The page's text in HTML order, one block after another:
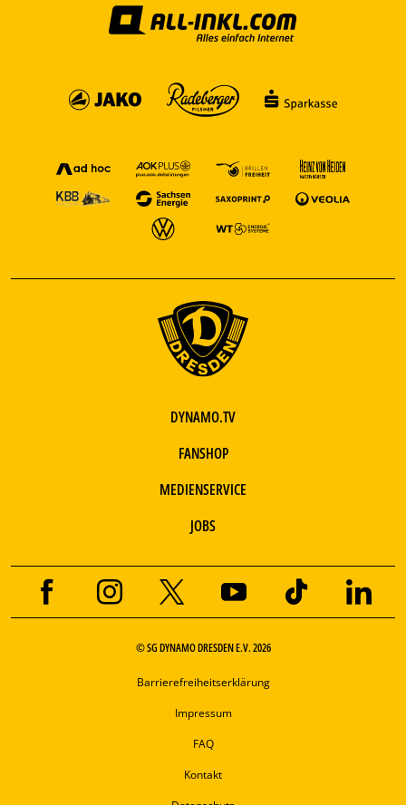
DYNAMO.TV
FANSHOP
MEDIENSERVICE
JOBS
© SG DYNAMO DRESDEN E.V. 2026
Barrierefreiheitserklärung
Impressum
FAQ
Kontakt